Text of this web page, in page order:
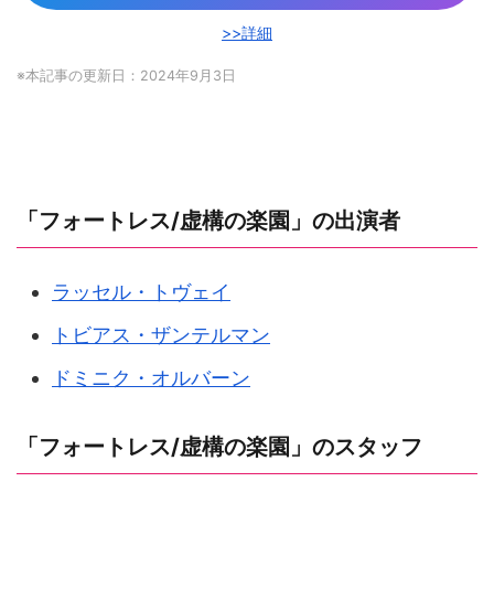
>>詳細
※本記事の更新日：2024年9月3日
「フォートレス/虚構の楽園」の出演者
ラッセル・トヴェイ
トビアス・ザンテルマン
ドミニク・オルバーン
「フォートレス/虚構の楽園」のスタッフ